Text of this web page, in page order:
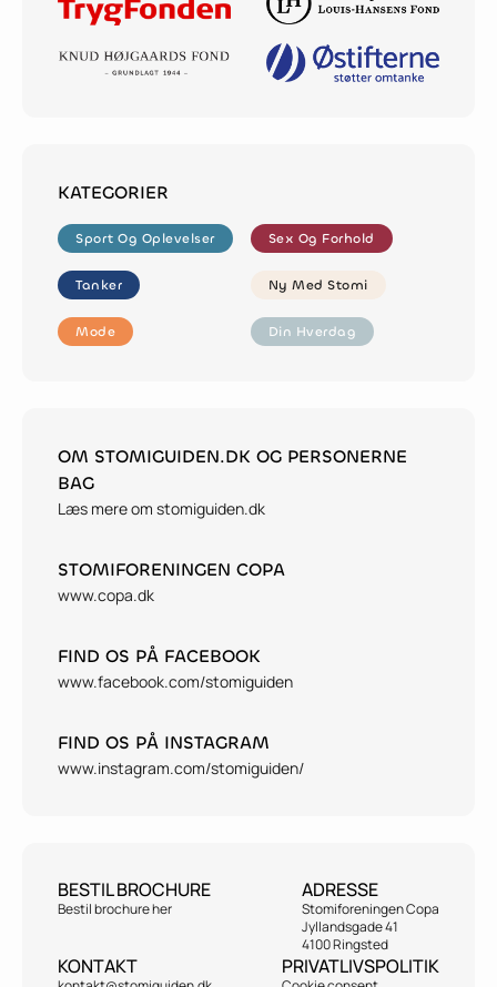
KATEGORIER
Sport Og Oplevelser
Sport Og Oplevelser
Sex Og Forhold
Sex Og Forhold
Tanker
Tanker
Ny Med Stomi
Mode
Mode
Din Hverdag
Din Hverdag
OM STOMIGUIDEN.DK OG PERSONERNE
BAG
Læs mere om stomiguiden.dk
STOMIFORENINGEN COPA
www.copa.dk
FIND OS PÅ FACEBOOK
www.facebook.com/stomiguiden
FIND OS PÅ INSTAGRAM
www.instagram.com/stomiguiden/
BESTIL BROCHURE
Bestil brochure her
ADRESSE
Stomiforeningen Copa
Jyllandsgade 41
4100 Ringsted
KONTAKT PRIVATLIVSPOLITIK